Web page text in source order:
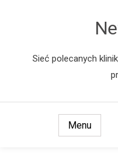
Sieć polecanych
Menu